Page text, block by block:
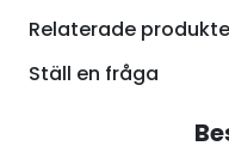
Relaterade
Ställ en fråga